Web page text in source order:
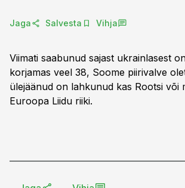
Jaga Salvesta Vihja
Viimati saabunud sajast ukrainlasest
korjamas veel 38, Soome piirivalve
ülejäänud on lahkunud kas Rootsi või
Euroopa Liidu riiki.